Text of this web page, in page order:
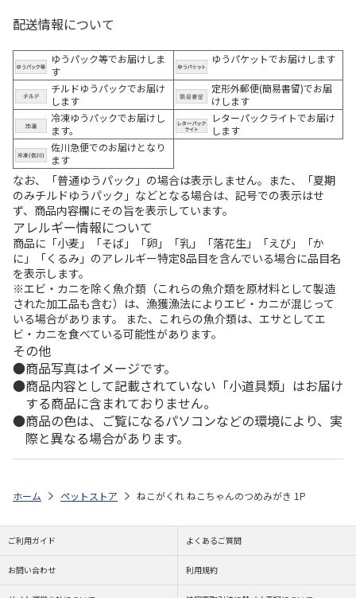
配送情報について
ゆうパック等でお届けしま
す
ゆうパケットでお届けします
チルドゆうパックでお届け
します
定形外郵便(簡易書留)でお届
けします
冷凍ゆうパックでお届けし
ます。
レターパックライトでお届け
します
佐川急便でのお届けとなり
ます
なお、「普通ゆうパック」の場合は表示しません。また、「夏期
のみチルドゆうパック」などとなる場合は、記号での表示はせ
ず、商品内容欄にその旨を表示しています。
アレルギー情報について
商品に「小麦」「そば」「卵」「乳」「落花生」「えび」「か
に」「くるみ」のアレルギー特定8品目を含んでいる場合に品目名
を表示します。
※エビ・カニを除く魚介類（これらの魚介類を原材料として製造
された加工品も含む）は、漁獲漁法によりエビ・カニが混じって
いる場合があります。 また、これらの魚介類は、エサとしてエ
ビ・カニを食べている可能性があります。
その他
商品写真はイメージです。
商品内容として記載されていない「小道具類」はお届け
する商品に含まれておりません。
商品の色は、ご覧になるパソコンなどの環境により、実
際と異なる場合があります。
ホーム ペットストア ねこがくれ ねこちゃんのつめみがき 1P
ご利用ガイド よくあるご質問
お問い合わせ 利用規約